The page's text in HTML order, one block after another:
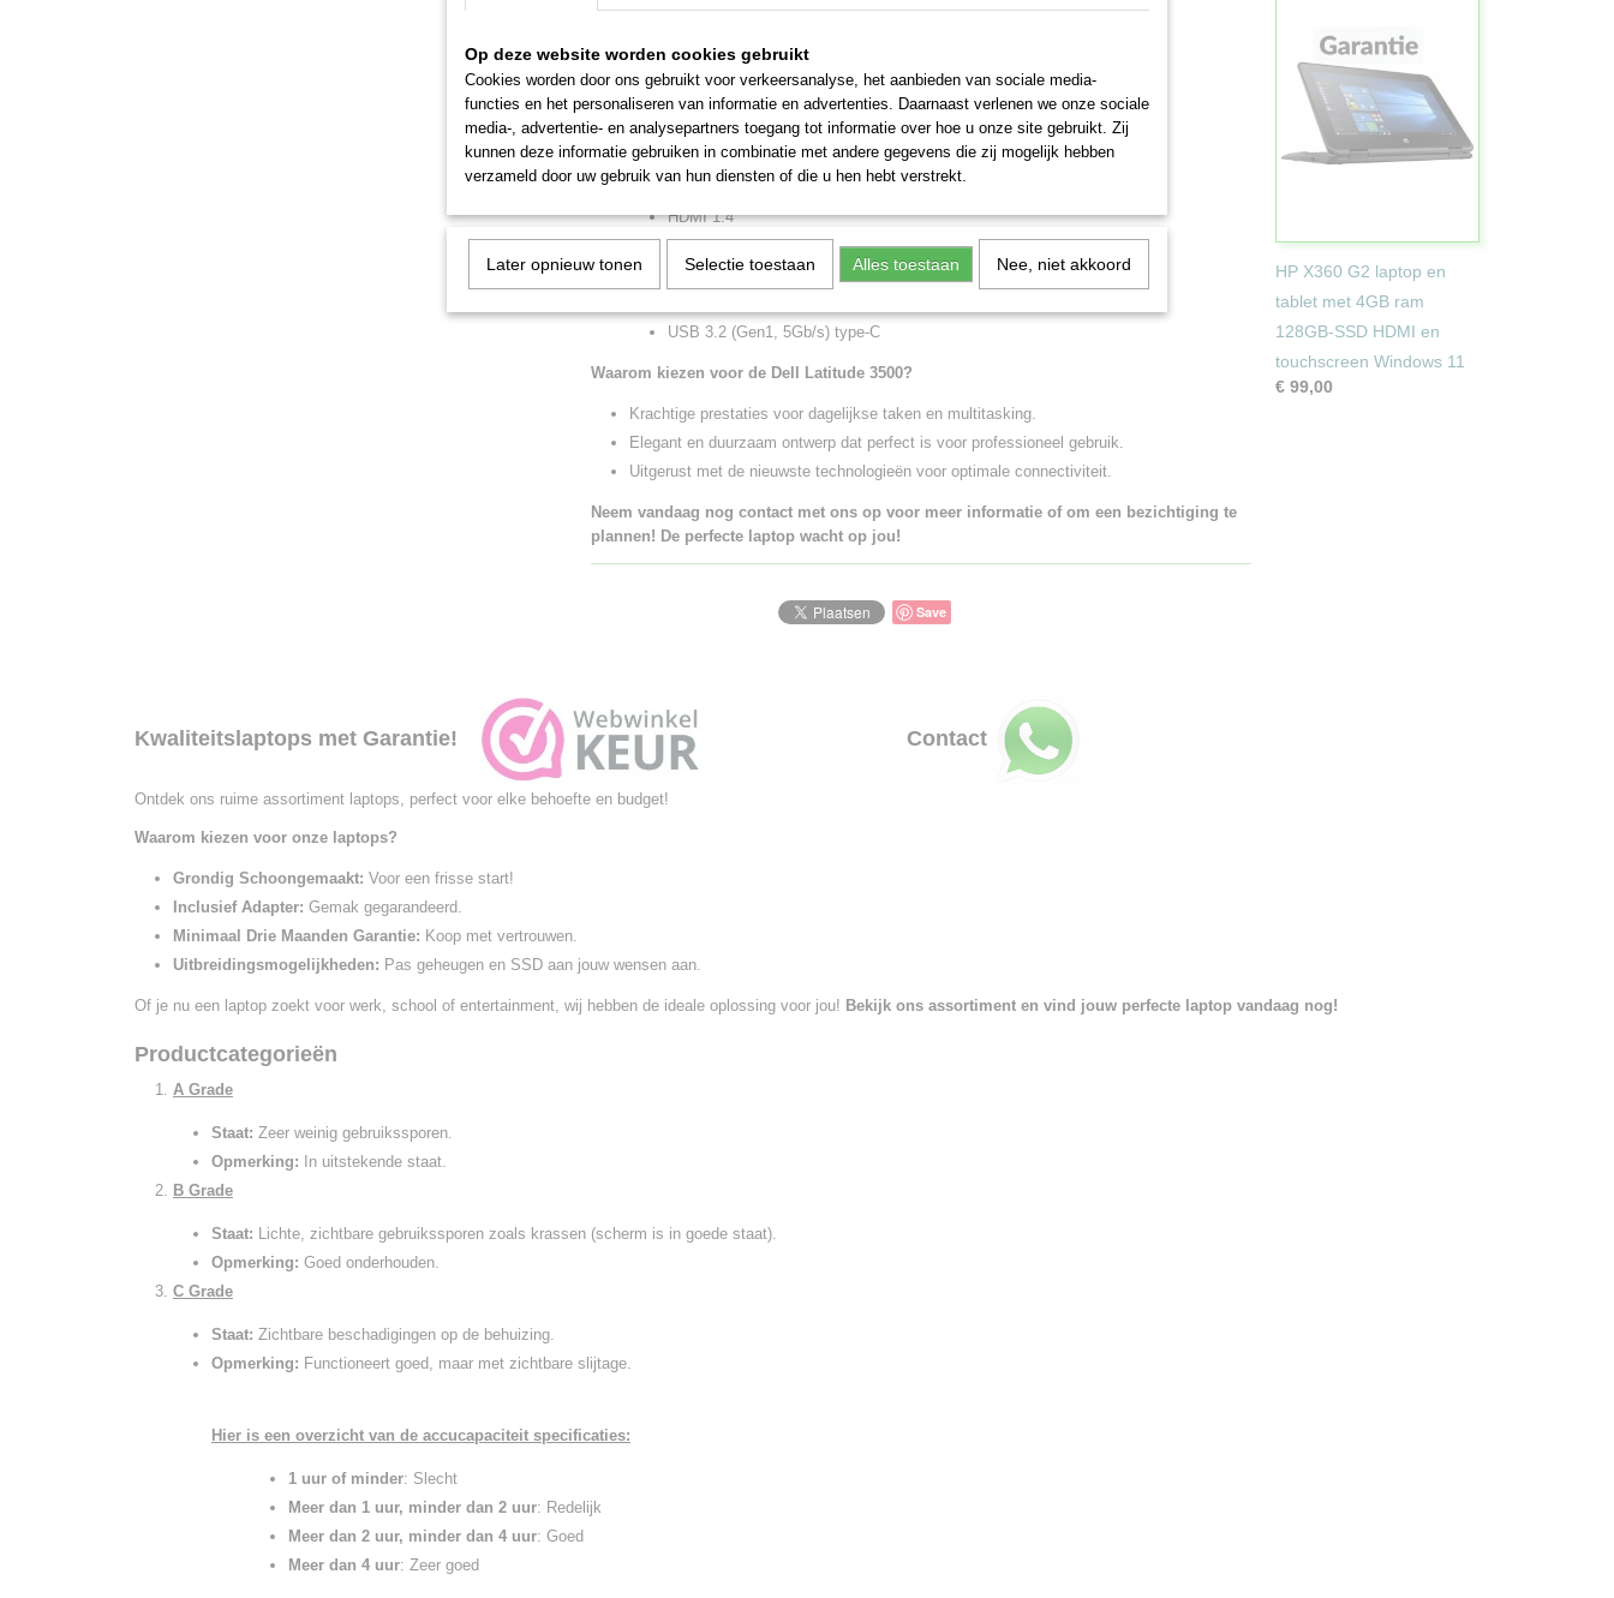
Connectiviteit:
Wi-Fi 5 (802.11ac)
Ethernet LAN (100/1000 Mbit/s)
Bluetooth
Batterij:Lithium-Ion (Li-Ion) 56 Wh met 65 W oplader
Besturingssysteem:Windows 11 Pro 64-bit
HDMI 1.4
VGA (D-Sub)
USB 2.0
USB 3.2 (Gen1, 5Gb/s) type-C
Waarom kiezen voor de Dell Latitude 3500?
Krachtige prestaties voor dagelijkse taken en multitasking.
Elegant en duurzaam ontwerp dat perfect is voor professioneel gebruik.
Uitgerust met de nieuwste technologieën voor optimale connectiviteit.
Neem vandaag nog contact met ons op voor meer informatie of om een bezichtiging te
plannen! De perfecte laptop wacht op jou!
Save
HP X360 G2 laptop en
tablet met 4GB ram
128GB-SSD HDMI en
touchscreen Windows 11
€ 99,00
Kwaliteitslaptops met Garantie! Contact
Ontdek ons ruime assortiment laptops, perfect voor elke behoefte en budget!
Waarom kiezen voor onze laptops?
Grondig Schoongemaakt: Voor een frisse start!
Inclusief Adapter: Gemak gegarandeerd.
Minimaal Drie Maanden Garantie: Koop met vertrouwen.
Uitbreidingsmogelijkheden: Pas geheugen en SSD aan jouw wensen aan.
Of je nu een laptop zoekt voor werk, school of entertainment, wij hebben de ideale oplossing voor jou! Bekijk ons assortiment en vind jouw perfecte laptop vandaag nog!
Productcategorieën
A Grade
Staat: Zeer weinig gebruikssporen.
Opmerking: In uitstekende staat.
B Grade
Staat: Lichte, zichtbare gebruikssporen zoals krassen (scherm is in goede staat).
Opmerking: Goed onderhouden.
C Grade
Staat: Zichtbare beschadigingen op de behuizing.
Opmerking: Functioneert goed, maar met zichtbare slijtage.
Hier is een overzicht van de accucapaciteit specificaties:
1 uur of minder: Slecht
Meer dan 1 uur, minder dan 2 uur: Redelijk
Meer dan 2 uur, minder dan 4 uur: Goed
Meer dan 4 uur: Zeer goed
Op deze website worden cookies gebruikt
Cookies worden door ons gebruikt voor verkeersanalyse, het aanbieden van sociale media-
functies en het personaliseren van informatie en advertenties. Daarnaast verlenen we onze sociale
media-, advertentie- en analysepartners toegang tot informatie over hoe u onze site gebruikt. Zij
kunnen deze informatie gebruiken in combinatie met andere gegevens die zij mogelijk hebben
verzameld door uw gebruik van hun diensten of die u hen hebt verstrekt.
Later opnieuw tonen Selectie toestaan Alles toestaan Nee, niet akkoord